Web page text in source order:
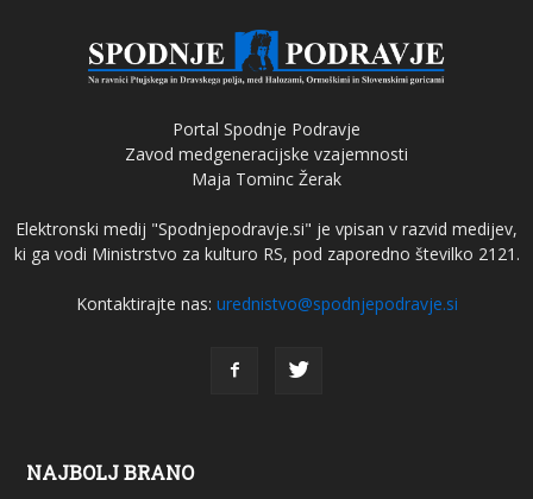
Portal Spodnje Podravje
Zavod medgeneracijske vzajemnosti
Maja Tominc Žerak
Elektronski medij "Spodnjepodravje.si" je vpisan v razvid medijev,
ki ga vodi Ministrstvo za kulturo RS, pod zaporedno številko 2121.
Kontaktirajte nas: urednistvo@spodnjepodravje.si
NAJBOLJ BRANO